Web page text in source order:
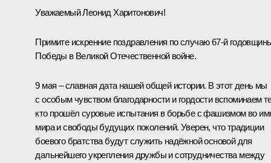
Уважаемый Леонид Харитонович!
Примите искренние поздравления по случаю 67-й
Победы в Великой Отечественной войне.
9 мая – славная дата нашей общей истории. В этот день мы
с особым чувством благодарности и гордости вспоминаем
кто прошёл суровые испытания в борьбе с фашизмом во
мира и свободы будущих поколений. Уверен, что традиции
боевого братства будут служить надёжной основой для
дальнейшего укрепления дружбы и сотрудничества между